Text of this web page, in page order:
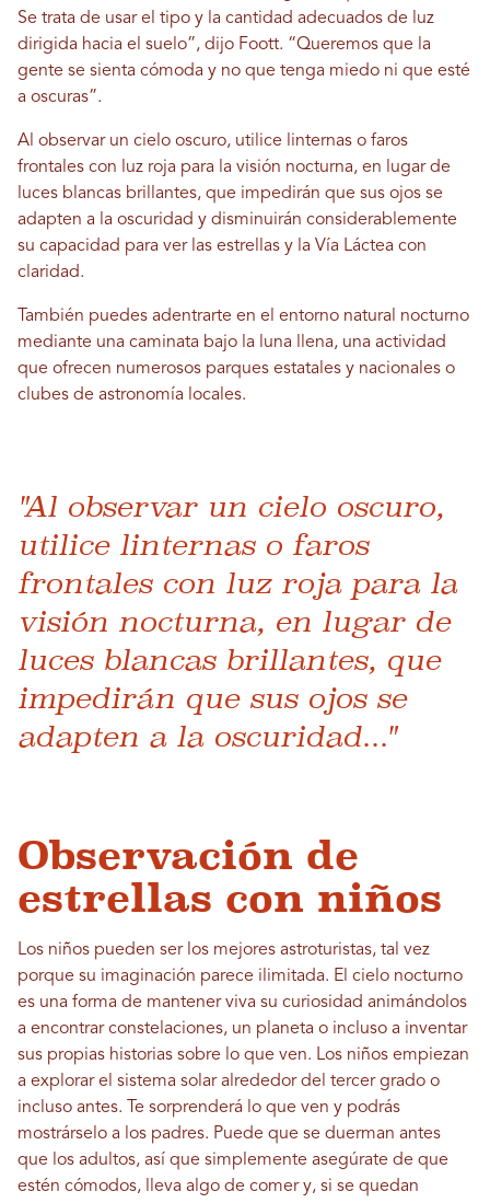
Se trata de usar el tipo y la cantidad adecuados de luz
dirigida hacia el suelo”, dijo Foott. “Queremos que la
gente se sienta cómoda y no que tenga miedo ni que esté
a oscuras”.
Al observar un cielo oscuro, utilice linternas o faros
frontales con luz roja para la visión nocturna, en lugar de
luces blancas brillantes, que impedirán que sus ojos se
adapten a la oscuridad y disminuirán considerablemente
su capacidad para ver las estrellas y la Vía Láctea con
claridad.
También puedes adentrarte en el entorno natural nocturno
mediante una caminata bajo la luna llena, una actividad
que ofrecen numerosos parques estatales y nacionales o
clubes de astronomía locales.
"Al observar un cielo oscuro,
utilice linternas o faros
frontales con luz roja para la
visión nocturna, en lugar de
luces blancas brillantes, que
impedirán que sus ojos se
adapten a la oscuridad..."
Observación de
estrellas con niños
Los niños pueden ser los mejores astroturistas, tal vez
porque su imaginación parece ilimitada. El cielo nocturno
es una forma de mantener viva su curiosidad animándolos
a encontrar constelaciones, un planeta o incluso a inventar
sus propias historias sobre lo que ven. Los niños empiezan
a explorar el sistema solar alrededor del tercer grado o
incluso antes. Te sorprenderá lo que ven y podrás
mostrárselo a los padres. Puede que se duerman antes
que los adultos, así que simplemente asegúrate de que
estén cómodos, lleva algo de comer y, si se quedan